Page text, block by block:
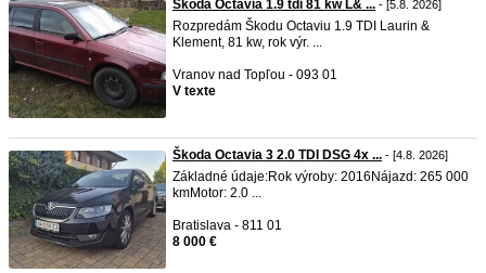
Škoda Octavia 1.9 tdi 81 kw L& ... - [5.8. 2026]
Rozpredám Škodu Octaviu 1.9 TDI Laurin &
Klement, 81 kw, rok výr. ...
Vranov nad Topľou - 093 01
V texte
Škoda Octavia 3 2.0 TDI DSG 4x ... - [4.8. 2026]
Základné údaje: ​Rok výroby: 2016 ​Nájazd: 265 000
km ​Motor: 2.0 ...
Bratislava - 811 01
8 000 €